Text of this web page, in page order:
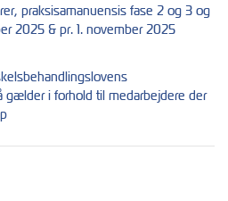
praksisamanuensis fase 2 og 3 og
2025 & pr. 1. november 2025
gælder i forhold til medarbejdere der